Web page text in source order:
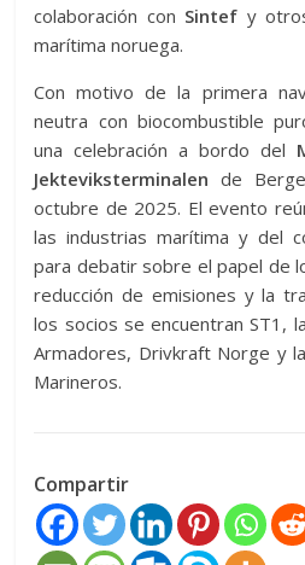
colaboración con Sintef y
marítima noruega.
Con motivo de la primera
neutra con biocombustible
una celebración a bordo del
Jekteviksterminalen de
octubre de 2025. El evento
las industrias marítima y del
para debatir sobre el papel de
reducción de emisiones y la
los socios se encuentran ST1,
Armadores, Drivkraft Norge y
Marineros.
Compartir